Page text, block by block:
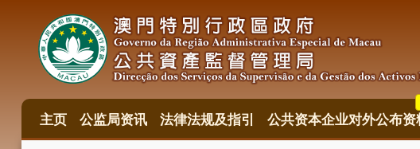
目
主页 公监局资讯 法律法规及指引 公共资本企业对外公布资